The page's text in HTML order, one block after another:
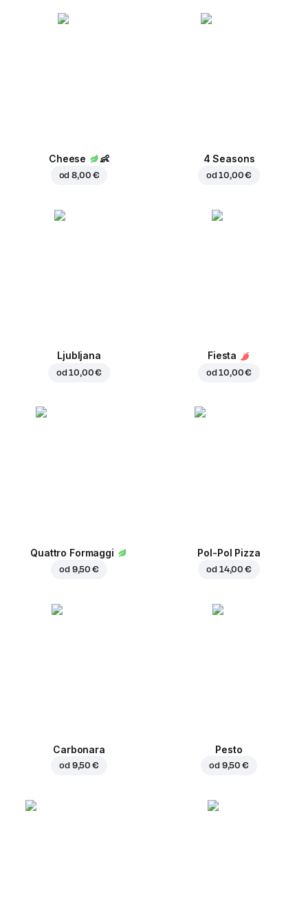
Cheese 👶
od8,00 €
4 Seasons
od10,00 €
Ljubljana
od10,00 €
Fiesta
od10,00 €
Quattro Formaggi
od 9,50 €
Pol-Pol Pizza
od 14,00 €
Carbonara
od 9,50 €
Pesto
od 9,50 €